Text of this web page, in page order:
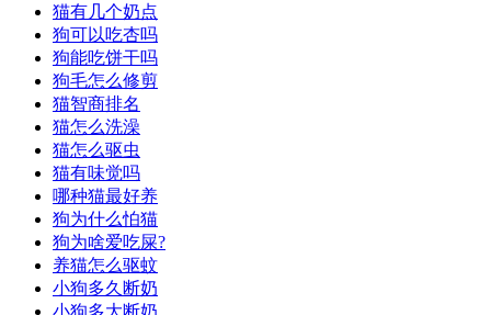
猫有几个奶点
狗可以吃杏吗
狗能吃饼干吗
狗毛怎么修剪
猫智商排名
猫怎么洗澡
猫怎么驱虫
猫有味觉吗
哪种猫最好养
狗为什么怕猫
狗为啥爱吃屎?
养猫怎么驱蚊
小狗多久断奶